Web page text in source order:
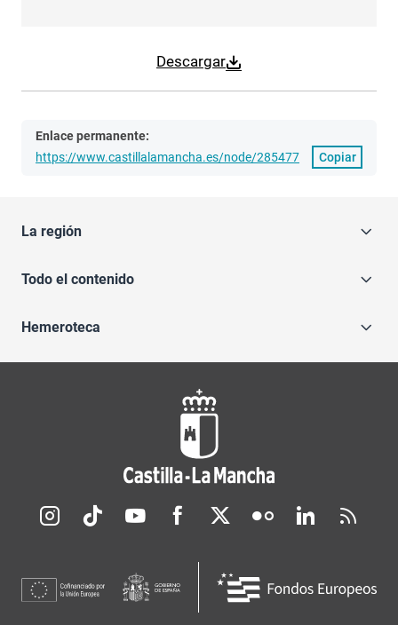
Descargar
Enlace permanente:
https://www.castillalamancha.es/node/285477
Copiar
La región
Todo el contenido
Hemeroteca
Redes sociales JCCM